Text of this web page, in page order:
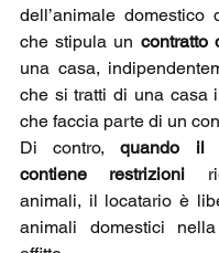
dell’animale domestico
che stipula un contratto
una casa,
che si tratti di una casa
che faccia parte di un
Di contro, quando il
contiene restrizioni
animali, il locatario è
animali domestici